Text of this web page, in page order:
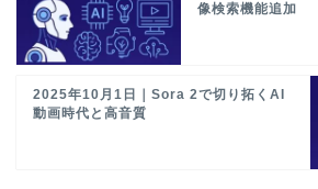
像検索機能追加
2025年10月1日｜Sora 2で切り拓くAI
動画時代と高音質